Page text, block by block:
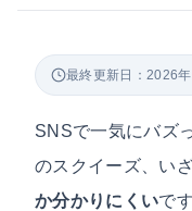
最終更新日：2026
SNSで一気にバズ
のスクイーズ、い
か分かりにくいで